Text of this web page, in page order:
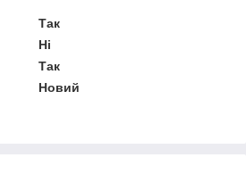
Так
Ні
Так
Новий